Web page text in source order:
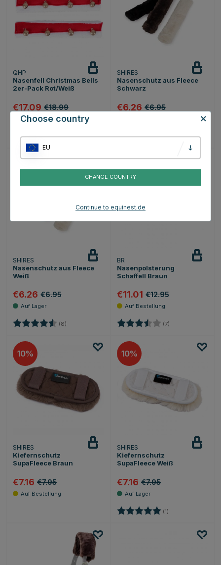
QHP
Nasenfell Christmas Bells
2er-Pack Rot/Weiß
€17.09 €18.99
Bewertung: (1)5.0 von 5 Sternen
SHIRES
Nasenschutz aus Fleece
Schwarz
€6.26 €6.95
Bewertung: (8)4.1 von 5 Sternen
SHIRES
Nasenschutz aus Fleece
Weiß
€6.26 €6.95
Bewertung: (8)
BR
Nasenpolsterung
Schaffell Braun
€11.01 €12.95
Bewertung: (7)
10
SHIRES
Kiefernschutz
SupaFleece Braun
€7.16 €7.95
10
SHIRES
Kiefernschutz
SupaFleece Weiß
€7.16 €7.95
Bewertung: (1)
Choose country
EU
CHANGE COUNTRY
Continue to equinest.de